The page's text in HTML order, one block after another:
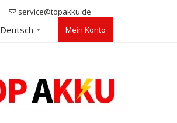
service@topakku.de
Deutsch ▼ Mein Konto